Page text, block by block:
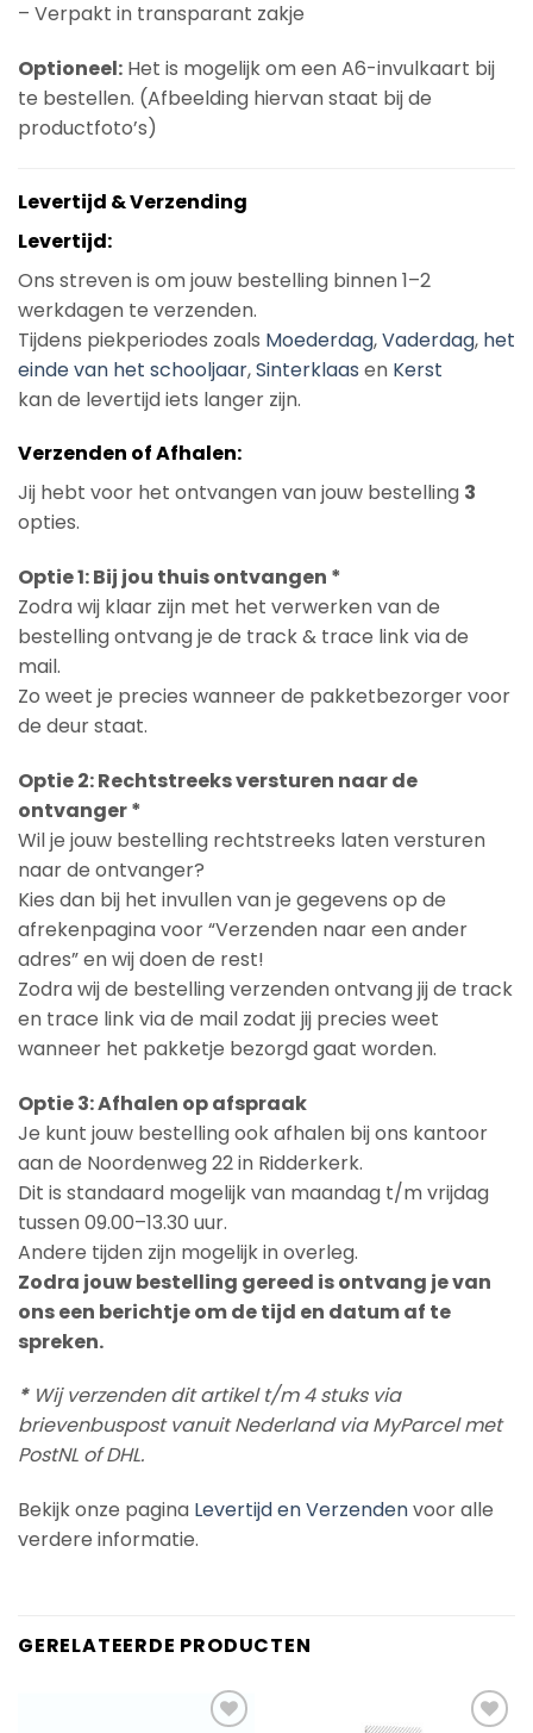
– Verpakt in transparant zakje
Optioneel: Het is mogelijk om een A6-invulkaart bij
te bestellen. (Afbeelding hiervan staat bij de
productfoto’s)
Levertijd & Verzending
Levertijd:
Ons streven is om jouw bestelling binnen 1–2
werkdagen te verzenden.
Tijdens piekperiodes zoals Moederdag,Vaderdag, het
einde van het schooljaar,Sinterklaas en Kerst
kan de levertijd iets langer zijn.
Verzenden of Afhalen:
Jij hebt voor het ontvangen van jouw bestelling 3
opties.
Optie 1: Bij jou thuis ontvangen *
Zodra wij klaar zijn met het verwerken van de
bestelling ontvang je de track & trace link via de
mail.
Zo weet je precies wanneer de pakketbezorger voor
de deur staat.
Optie 2: Rechtstreeks versturen naar de
ontvanger *
Wil je jouw bestelling rechtstreeks laten versturen
naar de ontvanger?
Kies dan bij het invullen van je gegevens op de
afrekenpagina voor “Verzenden naar een ander
adres” en wij doen de rest!
Zodra wij de bestelling verzenden ontvang jij de track
en trace link via de mail zodat jij precies weet
wanneer het pakketje bezorgd gaat worden.
Optie 3: Afhalen op afspraak
Je kunt jouw bestelling ook afhalen bij ons kantoor
aan de Noordenweg 22 in Ridderkerk.
Dit is standaard mogelijk van maandag t/m vrijdag
tussen 09.00–13.30 uur.
Andere tijden zijn mogelijk in overleg.
Zodra jouw bestelling gereed is ontvang je van
ons een berichtje om de tijd en datum af te
spreken.
*Wij verzenden dit artikel t/m 4 stuks via
brievenbuspost vanuit Nederland via MyParcel met
PostNL of DHL.
Bekijk onze pagina Levertijd en Verzendenvoor alle
verdere informatie.
GERELATEERDE PRODUCTEN